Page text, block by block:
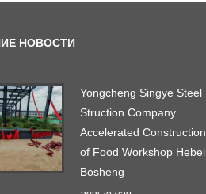
НОВОСТИ
Yongcheng Singye Steel
Struction Company
Accelerated Construction
of Food Workshop Hebei
Bosheng